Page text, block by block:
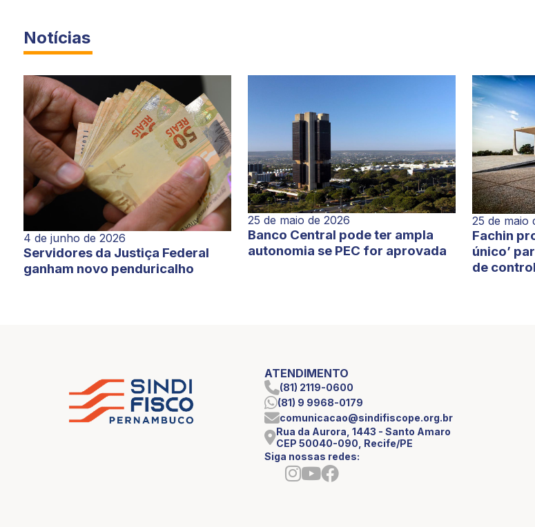
Notícias
4 de junho de 2026
Servidores da Justiça Federal
ganham novo penduricalho
25 de maio de 2026
Banco Central pode ter ampla
autonomia se PEC for aprovada
25 de maio
Fachin
único’
de
ATENDIMENTO
(81) 2119-0600
(81) 9 9968-0179
comunicacao@sindifiscope.org.br
Rua da Aurora, 1443 - Santo Amaro
CEP 50040-090, Recife/PE
Siga nossas redes: